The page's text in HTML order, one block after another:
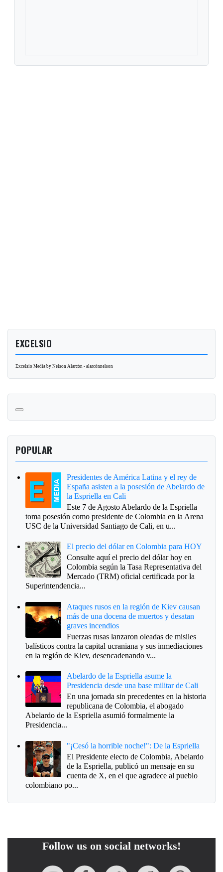
EXCELSIO
Excelsio Media by Nelson Alarcón - alarcónnelson
POPULAR
Presidentes de América Latina y el rey de
España asisten a la posesión de Abelardo de
la Espriella en Cali
Este 7 de Agosto Abelardo de la Espriella
toma posesión como presidente de Colombia en la Arena
USC de la Universidad Santiago de Cali, en u...
El precio del dólar en Colombia para HOY
Consulte aquí el precio del dólar hoy en
Colombia según la Tasa Representativa del
Mercado (TRM) oficial certificada por la
Superintendencia...
Ataques rusos en la región de Kiev causan
más de una docena de muertos y desatan
graves incendios
Fuerzas rusas lanzaron oleadas de misiles
balísticos contra la capital ucraniana y sus inmediaciones
en la región de Kiev, desencadenando v...
Abelardo de la Espriella asume la
Presidencia desde una base militar de Cali
En una jornada sin precedentes en la historia
republicana de Colombia, el abogado
Abelardo de la Espriella asumió formalmente la
Presidencia...
"¡Cesó la horrible noche!": De la Espriella
El Presidente electo de Colombia, Abelardo
de la Espriella, publicó un mensaje en su
cuenta de X, en el que agradece al pueblo
colombiano po...
Follow us on social networks!